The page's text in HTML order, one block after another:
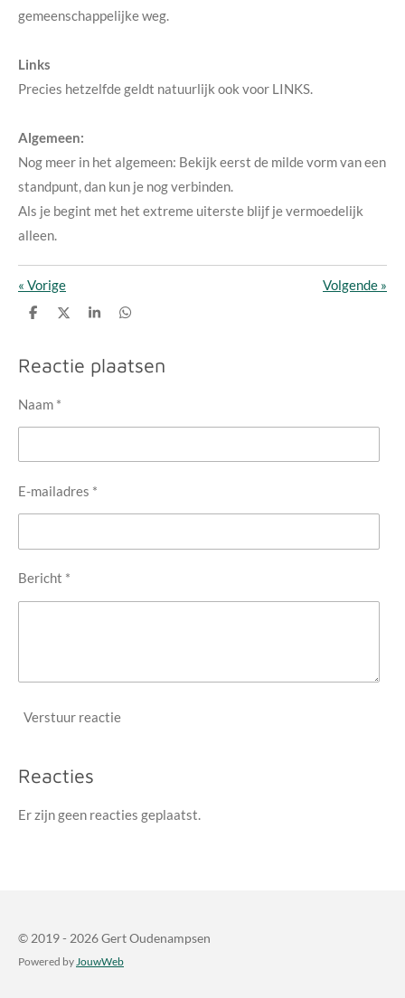
gemeenschappelijke weg.
Links
Precies hetzelfde geldt natuurlijk ook voor LINKS.
Algemeen:
Nog meer in het algemeen: Bekijk eerst de milde vorm van een
standpunt, dan kun je nog verbinden.
Als je begint met het extreme uiterste blijf je vermoedelijk
alleen.
« Vorige Volgende »
D
n
D
l
S
e
D
e
n
Reactie plaatsen
Naam *
E-mailadres *
Bericht *
Verstuur reactie
Reacties
Er zijn geen reacties geplaatst.
© 2019 - 2026 Gert Oudenampsen
Powered by JouwWeb